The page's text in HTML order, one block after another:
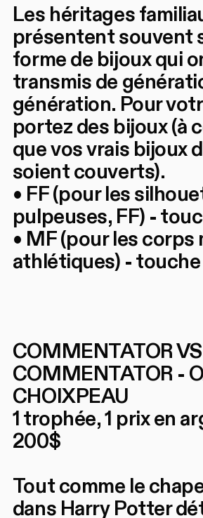
Les héritages
présentent souvent
forme de bijoux qui
transmis de
génération. Pour
portez des bijoux (à
que vos vrais bijoux
soient couverts).
• FF (pour les
pulpeuses, FF) -
• MF (pour les corps
athlétiques) -
COMMENTATOR VS
COMMENTATOR -
CHOIXPEAU
1 trophée, 1 prix en
200$
Tout comme le
dans Harry Potter